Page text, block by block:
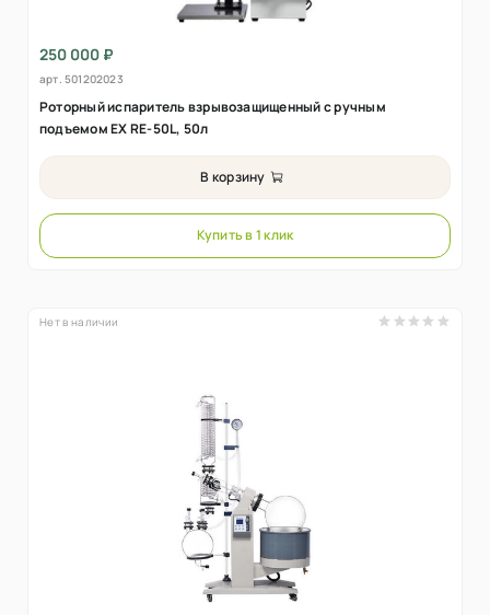
250 000 ₽
арт. 501202023
Роторный испаритель взрывозащищенный с ручным
подъемом EX RE-50L, 50л
В корзину
Купить в 1 клик
Нет в наличии